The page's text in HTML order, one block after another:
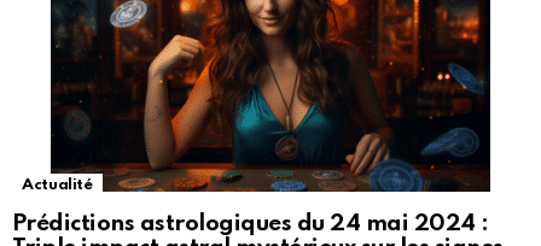
Actualité
Prédictions astrologiques du 24 mai 2024 :